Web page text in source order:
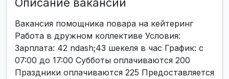
Вакансия помощника повара на кейтеринг
Работа в дружном коллективе Условия:
Зарплата: 42 ndash;43 шекеля в час График: с
07:00 до 17:00 Субботы оплачиваются 200
Праздники оплачиваются 225 Предоставляется